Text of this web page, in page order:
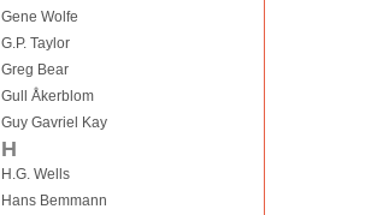
Gene Wolfe
G.P. Taylor
Greg Bear
Gull Åkerblom
Guy Gavriel Kay
H
H.G. Wells
Hans Bemmann